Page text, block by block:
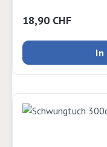
Regulärer Preis:
18,90 CHF
In